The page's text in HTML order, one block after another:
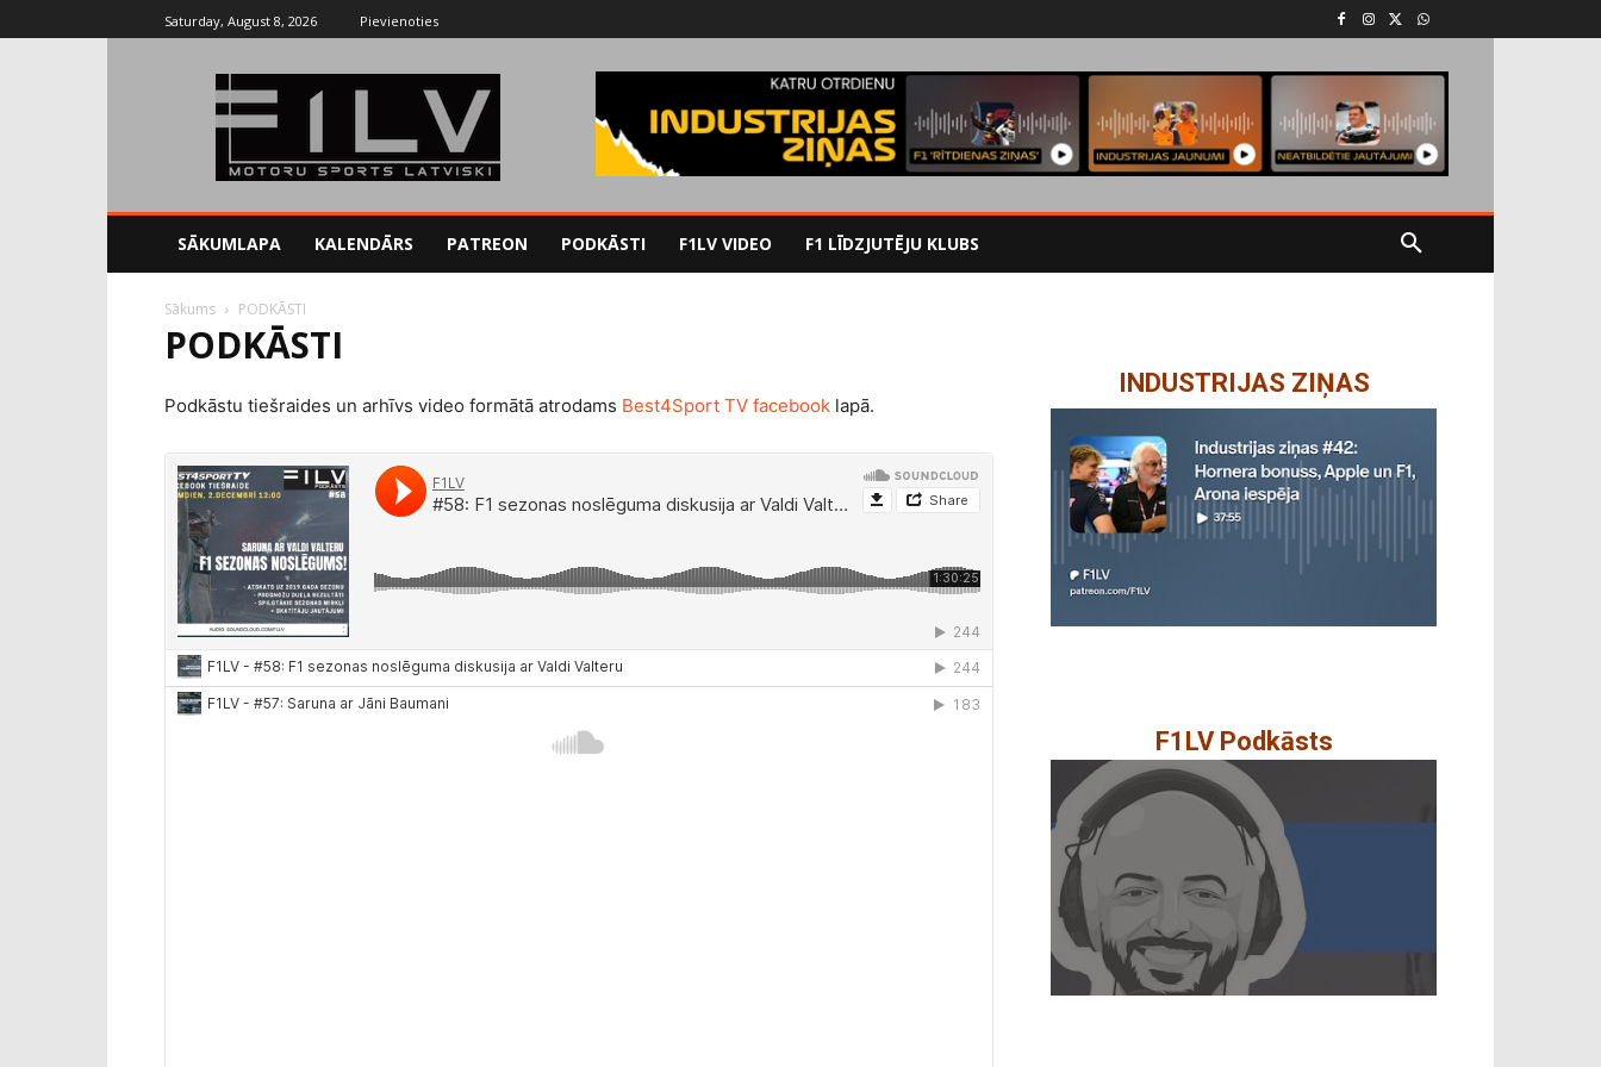
Saturday, August 8, 2026 Pievienoties
SĀKUMLAPA KALENDĀRS PATREON PODKĀSTI F1LV VIDEO F1 LĪDZJUTĒJU KLUBS
Sākums PODKĀSTI
PODKĀSTI
Podkāstu tiešraides un arhīvs video formātā atrodams Best4Sport TV facebook lapā.
INDUSTRIJAS ZIŅAS
F1LV Podkāsts